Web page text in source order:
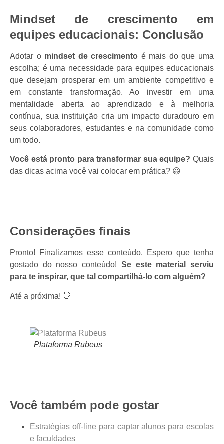
Mindset de crescimento em
equipes educacionais: Conclusão
Adotar o mindset de crescimento é mais do que uma
escolha; é uma necessidade para equipes educacionais
que desejam prosperar em um ambiente competitivo e
em constante transformação. Ao investir em uma
mentalidade aberta ao aprendizado e à melhoria
contínua, sua instituição cria um impacto duradouro em
seus colaboradores, estudantes e na comunidade como
um todo.
Você está pronto para transformar sua equipe? Quais
das dicas acima você vai colocar em prática? 😃
Considerações finais
Pronto! Finalizamos esse conteúdo. Espero que tenha
gostado do nosso conteúdo! Se este material serviu
para te inspirar, que tal compartilhá-lo com alguém?
Até a próxima! 👋
Plataforma Rubeus
Você também pode gostar
Estratégias off-line para captar alunos para escolas
e faculdades